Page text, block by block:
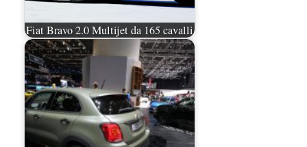
Fiat Bravo 2.0 Multijet da 165 cavalli